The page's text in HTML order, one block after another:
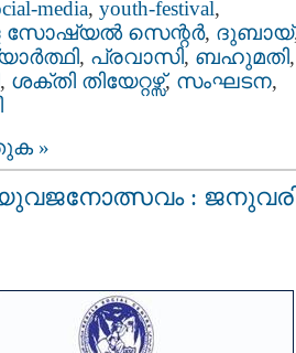
media, youth-festival,
സോഷ്യല്‍ സെന്റര്‍, ദുബായ്‌
, പ്രവാസി, ബഹുമതി,
, ശക്തി തിയേറ്റഴ്സ്, സംഘടന,
»
: ജനുവരി